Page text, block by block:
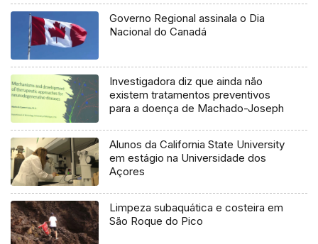
Governo Regional assinala o Dia
Nacional do Canadá
Investigadora diz que ainda não
existem tratamentos preventivos
para a doença de Machado-Joseph
Alunos da California State University
em estágio na Universidade dos
Açores
Limpeza subaquática e costeira em
São Roque do Pico